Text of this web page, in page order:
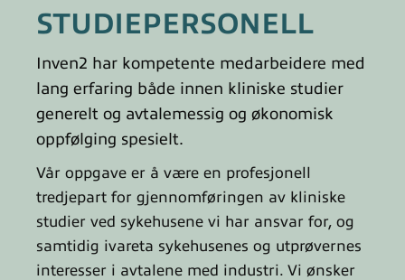
STUDIEPERSONELL
Inven2 har kompetente medarbeidere med
lang erfaring både innen kliniske studier
generelt og avtalemessig og økonomisk
oppfølging spesielt.
Vår oppgave er å være en profesjonell
tredjepart for gjennomføringen av kliniske
studier ved sykehusene vi har ansvar for, og
samtidig ivareta sykehusenes og utprøvernes
interesser i avtalene med industri. Vi ønsker